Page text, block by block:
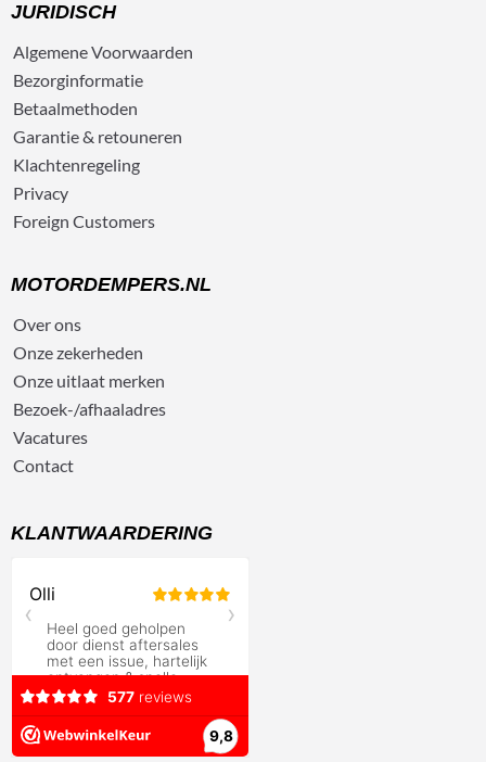
JURIDISCH
AlgemeneVoorwaarden
Bezorginformatie
Betaalmethoden
Garantie & retouneren
Klachtenregeling
Privacy
Foreign Customers
MOTORDEMPERS.NL
Over ons
Onze zekerheden
Onze uitlaat merken
Bezoek-/afhaaladres
Vacatures
Contact
KLANTWAARDERING